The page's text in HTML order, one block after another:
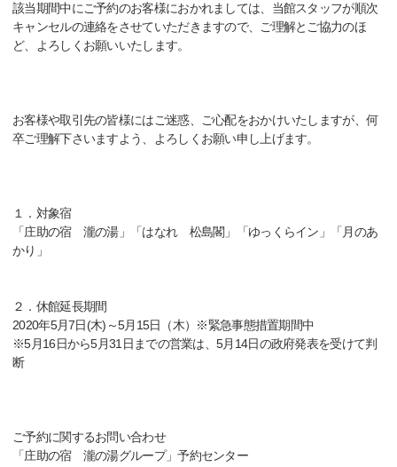
該当期間中にご予約のお客様におかれましては、当館スタッフが順次
キャンセルの連絡をさせていただきますので、ご理解とご協力のほ
ど、よろしくお願いいたします。
お客様や取引先の皆様にはご迷惑、ご心配をおかけいたしますが、何
卒ご理解下さいますよう、よろしくお願い申し上げます。
１．対象宿
「庄助の宿 瀧の湯」「はなれ 松島閣」「ゆっくらイン」「月のあ
かり」
２．休館延長期間
2020年5月7日(木)～5月15日（木）※緊急事態措置期間中
※5月16日から5月31日までの営業は、5月14日の政府発表を受けて判
断
ご予約に関するお問い合わせ
「庄助の宿 瀧の湯グループ」予約センター